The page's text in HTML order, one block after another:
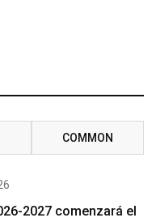
COMMON
2027 comenzará el